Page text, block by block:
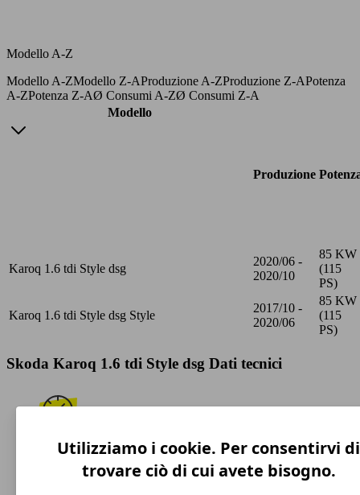
Modello A-Z
Modello A-ZModello Z-AProduzione A-ZProduzione Z-APotenza
A-ZPotenza Z-AØ Consumi A-ZØ Consumi Z-A
Modello
Produzione
Karoq 1.6 tdi Style dsg
2020/06 -
2020/10
85 KW
(115
PS)
Karoq 1.6 tdi Style dsg Style
2017/10 -
2020/06
85 KW
(115
PS)
Skoda Karoq 1.6 tdi Style dsg Dati tecnici
188 km/h
Velocità massima
Utilizziamo i cookie. Per consentirvi di
trovare ciò di cui avete bisogno.